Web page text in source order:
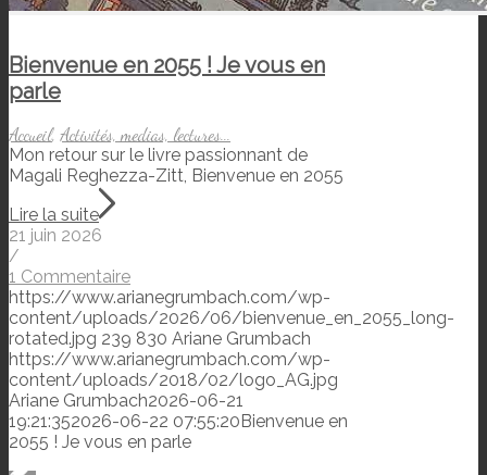
Bienvenue en 2055 ! Je vous en
parle
Accueil, Activités, medias, lectures...
Mon retour sur le livre passionnant de
Magali Reghezza-Zitt, Bienvenue en 2055
Lire la suite
21 juin 2026
/
1 Commentaire
https://www.arianegrumbach.com/wp-
content/uploads/2026/06/bienvenue_en_2055_long-
rotated.jpg 239 830 Ariane Grumbach
https://www.arianegrumbach.com/wp-
content/uploads/2018/02/logo_AG.jpg
Ariane Grumbach2026-06-21
19:21:352026-06-22 07:55:20 Bienvenue en
2055 ! Je vous en parle